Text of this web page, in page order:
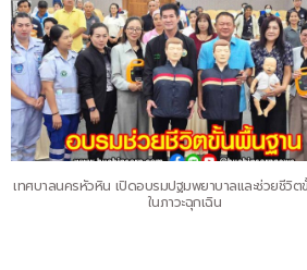
เทศบาลนครหัวหิน เปิดอบรมปฐมพยาบาลและช่วยชีวิต
ในภาวะฉุกเฉิน